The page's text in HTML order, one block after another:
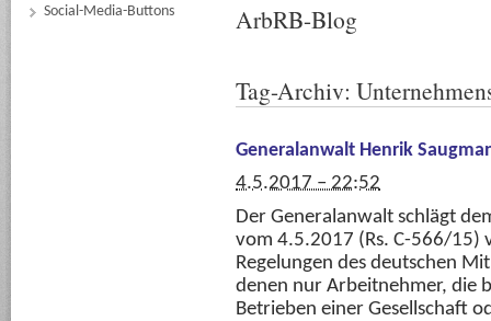
Social-Media-Buttons
ArbRB-Blog
Tag-Archiv:
Generalanwalt Henrik
4.5.2017 – 22:52
Der Generalanwalt schlägt
vom 4.5.2017 (Rs. C-566/15)
Regelungen des deutschen
denen nur Arbeitnehmer, die
Betrieben einer Gesellschaft